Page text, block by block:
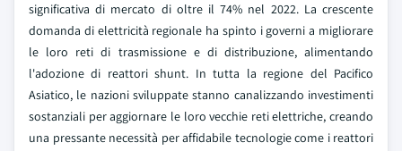
significativa di mercato di oltre il 74% nel 2022. La crescente
domanda di elettricità regionale ha spinto i governi a migliorare
le loro reti di trasmissione e di distribuzione, alimentando
l'adozione di reattori shunt. In tutta la regione del Pacifico
Asiatico, le nazioni sviluppate stanno canalizzando investimenti
sostanziali per aggiornare le loro vecchie reti elettriche, creando
una pressante necessità per affidabile tecnologie come i reattori